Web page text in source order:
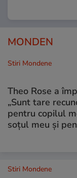
MONDEN
Stiri Mondene
Theo Rose a
„Sunt tare
pentru copilul
soțul meu și
Stiri Mondene